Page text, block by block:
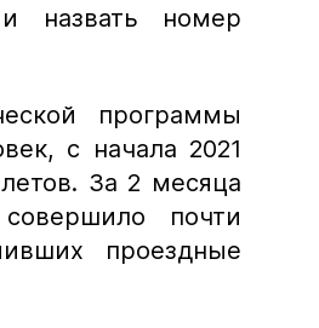
назвать номер
программы
с начала 2021
За 2 месяца
почти
проездные